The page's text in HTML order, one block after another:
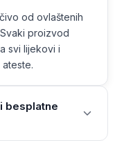
od ovlaštenih
proizvod
svi lijekovi i
besplatne